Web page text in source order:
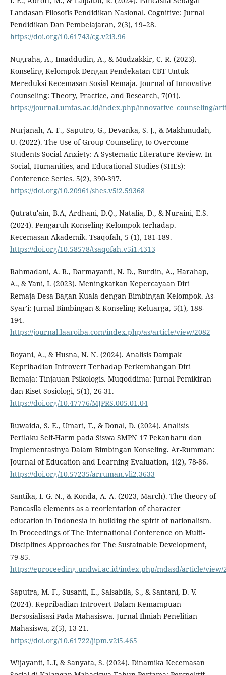
Landasan Filosofis Pendidikan Nasional. Cognitive: Jurnal
Pendidikan Dan Pembelajaran, 2(3), 19–28.
https://doi.org/10.61743/cg.v2i3.96
Nugraha, A., Imaddudin, A., & Mudzakkir, C. R. (2023).
Konseling Kelompok Dengan Pendekatan CBT Untuk
Mereduksi Kecemasan Sosial Remaja. Journal of Innovative
Counseling: Theory, Practice, and Research, 7(01).
https://journal.umtas.ac.id/index.php/innovative_counseling/
Nurjanah, A. F., Saputro, G., Devanka, S. J., & Makhmudah,
U. (2022). The Use of Group Counseling to Overcome
Students Social Anxiety: A Systematic Literature Review. In
Social, Humanities, and Educational Studies (SHEs):
Conference Series. 5(2), 390-397.
https://doi.org/10.20961/shes.v5i2.59368
Qutratu'ain, B.A, Ardhani, D.Q., Natalia, D., & Nuraini, E.S.
(2024). Pengaruh Konseling Kelompok terhadap.
Kecemasan Akademik. Tsaqofah, 5 (1), 181-189.
https://doi.org/10.58578/tsaqofah.v5i1.4313
Rahmadani, A. R., Darmayanti, N. D., Burdin, A., Harahap,
A., & Yani, I. (2023). Meningkatkan Kepercayaan Diri
Remaja Desa Bagan Kuala dengan Bimbingan Kelompok. As-
Syar'i: Jurnal Bimbingan & Konseling Keluarga, 5(1), 188-
194.
https://journal.laaroiba.com/index.php/as/article/view/2082
Royani, A., & Husna, N. N. (2024). Analisis Dampak
Kepribadian Introvert Terhadap Perkembangan Diri
Remaja: Tinjauan Psikologis. Muqoddima: Jurnal Pemikiran
dan Riset Sosiologi, 5(1), 26-31.
https://doi.org/10.47776/MJPRS.005.01.04
Ruwaida, S. E., Umari, T., & Donal, D. (2024). Analisis
Perilaku Self-Harm pada Siswa SMPN 17 Pekanbaru dan
Implementasinya Dalam Bimbingan Konseling. Ar-Rumman:
Journal of Education and Learning Evaluation, 1(2), 78-86.
https://doi.org/10.57235/arruman.vli2.3633
Santika, I. G. N., & Konda, A. A. (2023, March). The theory of
Pancasila elements as a reorientation of character
education in Indonesia in building the spirit of nationalism.
In Proceedings of The International Conference on Multi-
Disciplines Approaches for The Sustainable Development,
79-85.
https://eproceeding.undwi.ac.id/index.php/mdasd/article/view/
Saputra, M. F., Susanti, E., Salsabila, S., & Santani, D. V.
(2024). Kepribadian Introvert Dalam Kemampuan
Bersosialisasi Pada Mahasiswa. Jurnal Ilmiah Penelitian
Mahasiswa, 2(5), 13-21.
https://doi.org/10.61722/jipm.v2i5.465
Wijayanti, L.I, & Sanyata, S. (2024). Dinamika Kecemasan